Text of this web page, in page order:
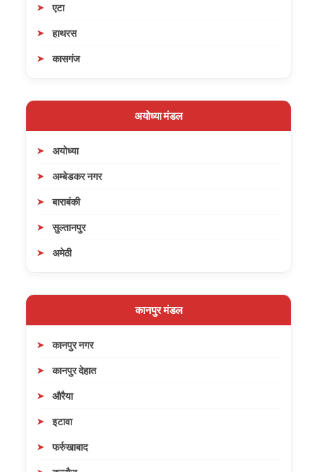
एटा
हाथरस
कासगंज
अयोध्या मंडल
अयोध्या
अम्बेडकर नगर
बाराबंकी
सुल्तानपुर
अमेठी
कानपुर मंडल
कानपुर नगर
कानपुर देहात
औरैया
इटावा
फर्रुखाबाद